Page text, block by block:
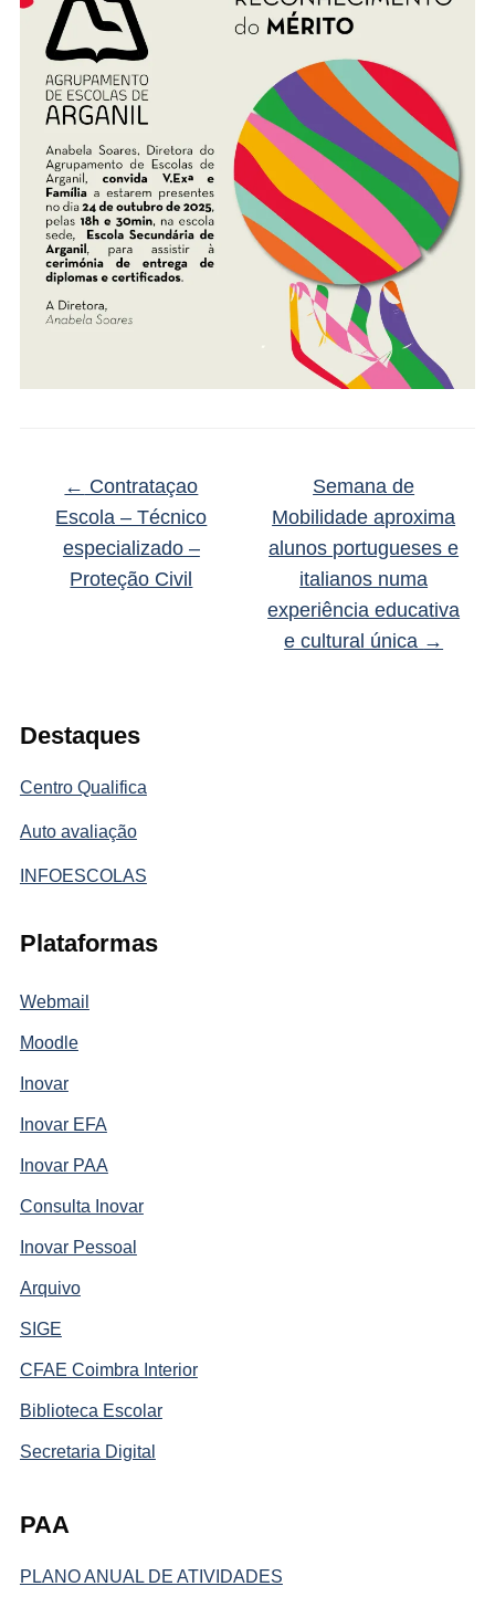
Destaques
Centro Qualifica
Auto avaliação
INFOESCOLAS
Plataformas
Webmail
Moodle
Inovar
Inovar EFA
Inovar PAA
Consulta Inovar
Inovar Pessoal
Arquivo
SIGE
CFAE Coimbra Interior
Biblioteca Escolar
Secretaria Digital
PAA
PLANO ANUAL DE ATIVIDADES
← Contrataçao
Escola – Técnico
especializado –
Proteção Civil
Semana de
Mobilidade aproxima
alunos portugueses e
italianos numa
experiência educativa
e cultural única →